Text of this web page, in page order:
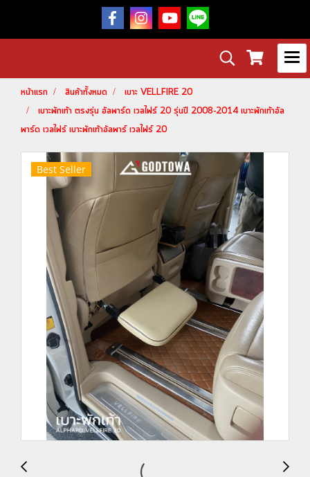
หน้าแรก สินค้าทั้งหมด
เบาะ VELLFIRE 20
เบาะพักเท้า ตรงรุ่น อัลพาร์ด เวลไฟร์ 20 รุ่นปี 2008-2014 เบาะพักเท้าอัล
พาร์ด เวลไฟร์ เบาะพักเท้าอัลพาร์ เวลไฟร์ 20
Best Seller